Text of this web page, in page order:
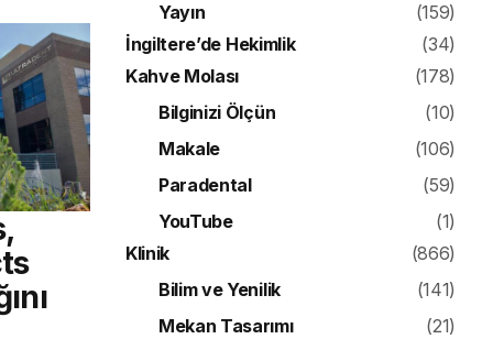
Yayın
(159)
İngiltere’de Hekimlik
(34)
Kahve Molası
(178)
Bilginizi Ölçün
(10)
Makale
(106)
Paradental
(59)
YouTube
(1)
Klinik
(866)
Bilim ve Yenilik
(141)
Mekan Tasarımı
(21)